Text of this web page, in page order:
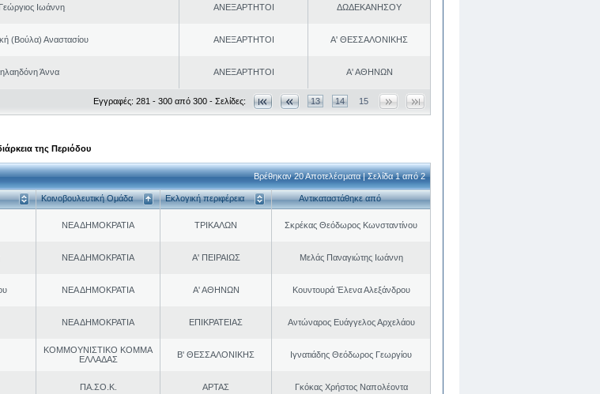
Ιωάννη ΑΝΕΞΑΡΤΗΤΟΙ ΔΩΔΕΚΑΝΗΣΟΥ
(Βούλα) Αναστασίου ΑΝΕΞΑΡΤΗΤΟΙ Α' ΘΕΣΣΑΛΟΝΙΚΗΣ
Άννα ΑΝΕΞΑΡΤΗΤΟΙ Α' ΑΘΗΝΩΝ
Εγγραφές: 281 - 300 από 300 - Σελίδες: 13 14 15
της Περιόδου
Βρέθηκαν 20 Αποτελέσματα | Σελίδα 1 από 2
Κοινοβουλευτική Ομάδα Εκλογική περιφέρεια Αντικαταστάθηκε από
ΝΕΑ ΔΗΜΟΚΡΑΤΙΑ ΤΡΙΚΑΛΩΝ Σκρέκας Θεόδωρος Κωνσταντίνου
ΝΕΑ ΔΗΜΟΚΡΑΤΙΑ Α' ΠΕΙΡΑΙΩΣ Μελάς Παναγιώτης Ιωάννη
ΝΕΑ ΔΗΜΟΚΡΑΤΙΑ Α' ΑΘΗΝΩΝ Κουντουρά Έλενα Αλεξάνδρου
ΝΕΑ ΔΗΜΟΚΡΑΤΙΑ ΕΠΙΚΡΑΤΕΙΑΣ Αντώναρος Ευάγγελος Αρχελάου
ΚΟΜΜΟΥΝΙΣΤΙΚΟ ΚΟΜΜΑ
ΕΛΛΑΔΑΣ
Β' ΘΕΣΣΑΛΟΝΙΚΗΣ Ιγνατιάδης Θεόδωρος Γεωργίου
ΠΑ.ΣΟ.Κ. ΑΡΤΑΣ Γκόκας Χρήστος Ναπολέοντα